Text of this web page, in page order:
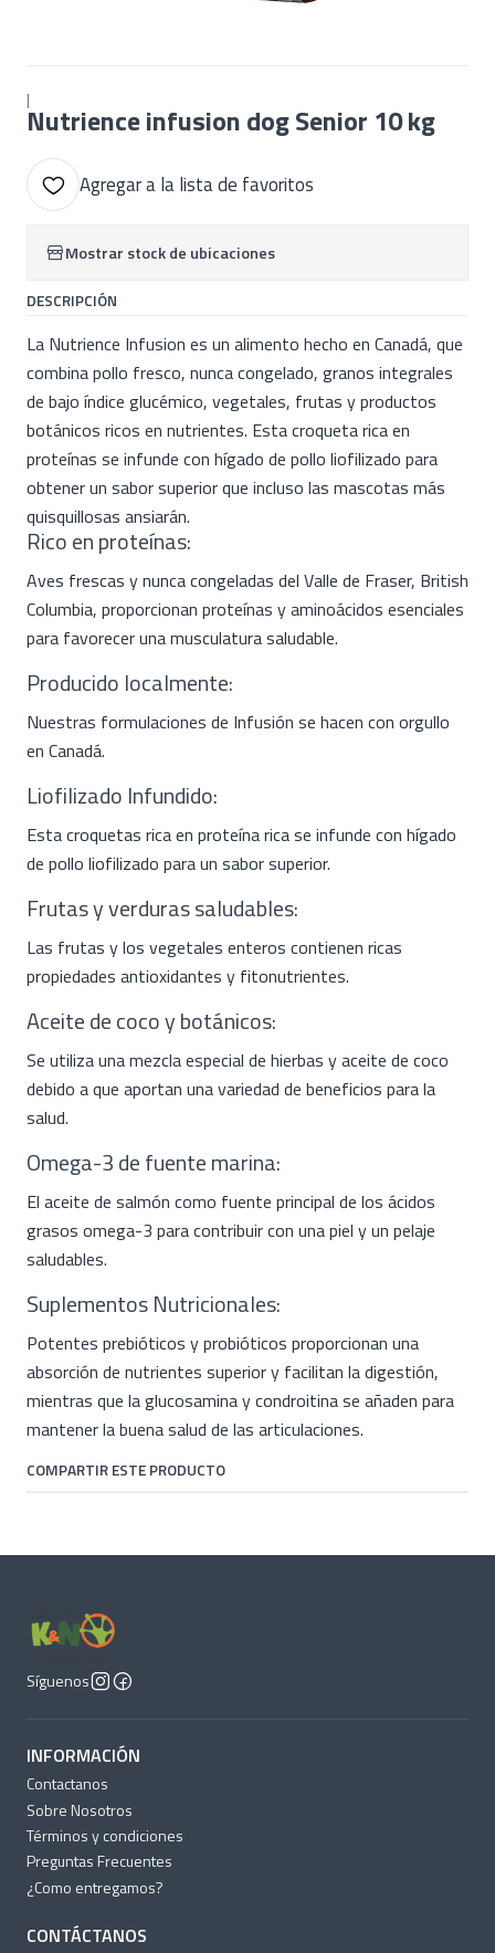
|
Nutrience infusion dog Senior 10 kg
Agregar a la lista de favoritos
Mostrar stock de ubicaciones
DESCRIPCIÓN
La Nutrience Infusion es un alimento hecho en Canadá, que
combina pollo fresco, nunca congelado, granos integrales
de bajo índice glucémico, vegetales, frutas y productos
botánicos ricos en nutrientes. Esta croqueta rica en
proteínas se infunde con hígado de pollo liofilizado para
obtener un sabor superior que incluso las mascotas más
quisquillosas ansiarán.
Rico en proteínas:
Aves frescas y nunca congeladas del Valle de Fraser, British
Columbia, proporcionan proteínas y aminoácidos esenciales
para favorecer una musculatura saludable.
Producido localmente:
Nuestras formulaciones de Infusión se hacen con orgullo
en Canadá.
Liofilizado Infundido:
Esta croquetas rica en proteína rica se infunde con hígado
de pollo liofilizado para un sabor superior.
Frutas y verduras saludables:
Las frutas y los vegetales enteros contienen ricas
propiedades antioxidantes y fitonutrientes.
Aceite de coco y botánicos:
Se utiliza una mezcla especial de hierbas y aceite de coco
debido a que aportan una variedad de beneficios para la
salud.
Omega-3 de fuente marina:
El aceite de salmón como fuente principal de los ácidos
grasos omega-3 para contribuir con una piel y un pelaje
saludables.
Suplementos Nutricionales:
Potentes prebióticos y probióticos proporcionan una
absorción de nutrientes superior y facilitan la digestión,
mientras que la glucosamina y condroitina se añaden para
mantener la buena salud de las articulaciones.
COMPARTIR ESTE PRODUCTO
Síguenos
INFORMACIÓN
Contactanos
Sobre Nosotros
Términos y condiciones
Preguntas Frecuentes
¿Como entregamos?
CONTÁCTANOS